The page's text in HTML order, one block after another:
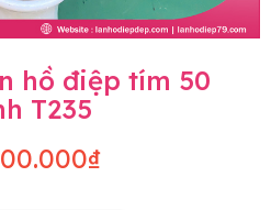
hồ điệp tím 50
T235